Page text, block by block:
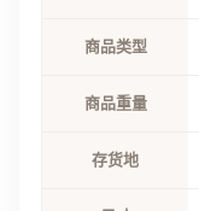
商品类型
商品重量
存货地